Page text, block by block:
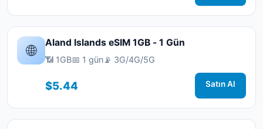
🌐 Aland Islands eSIM 1GB - 1 Gün
📶 1GB📅 1 gün📡 3G/4G/5G
$5.44 Satın Al